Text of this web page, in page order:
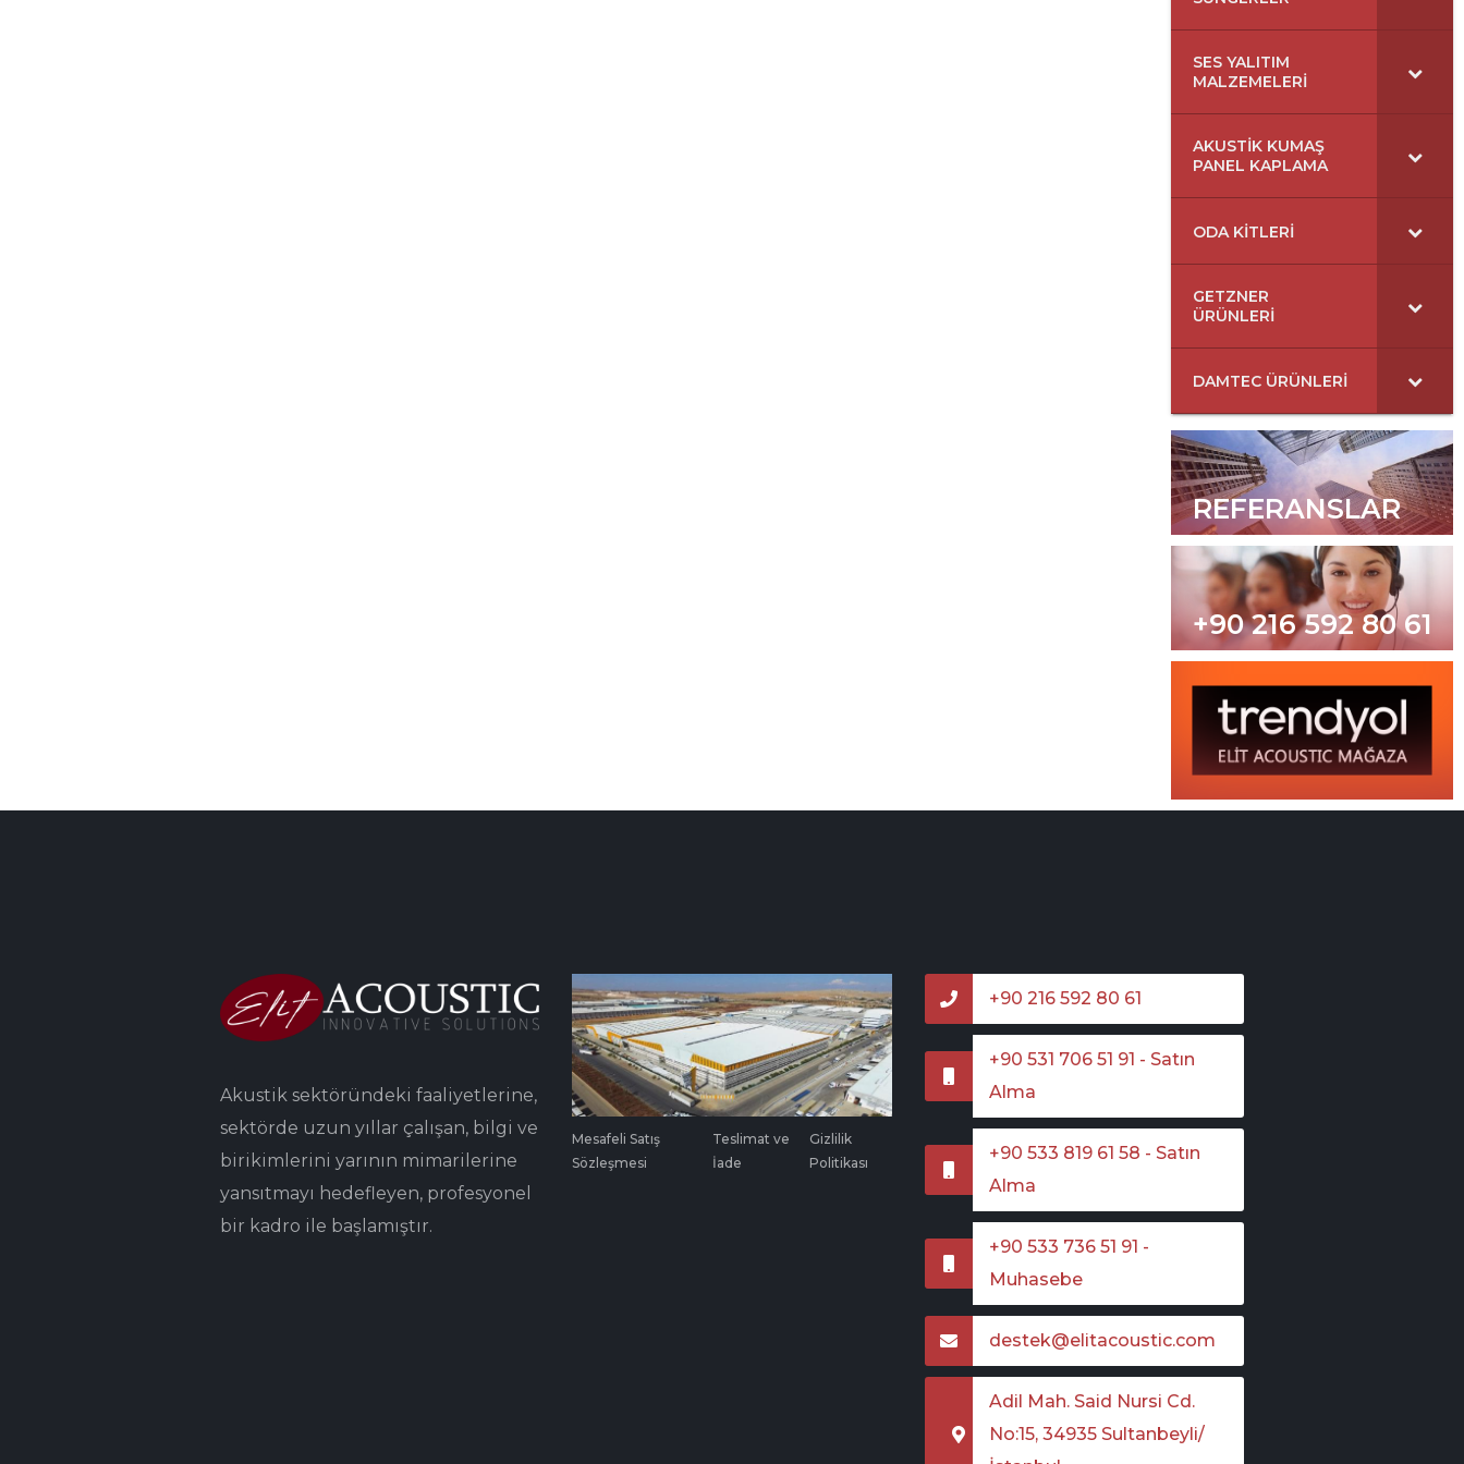
SES YALITIM
MALZEMELERI
AKUSTIK KUMAŞ
PANEL KAPLAMA
ODA KITLERI
GETZNER
ÜRÜNLERI
DAMTEC ÜRÜNLERI
REFERANSLAR
+90 216 592 80 61
Akustik sektöründeki faaliyetlerine,
sektörde uzun yıllar çalışan, bilgi ve
birikimlerini yarının mimarilerine
yansıtmayı hedefleyen, profesyonel
bir kadro ile başlamıştır.
Mesafeli Satış
Sözleşmesi
Teslimat ve
İade
Gizlilik
Politikası
+90 216 592 80 61
+90 531 706 51 91 - Satın
Alma
+90 533 819 61 58 - Satın
Alma
+90 533 736 51 91 -
Muhasebe
destek@elitacoustic.com
Adil Mah. Said Nursi Cd.
No:15, 34935 Sultanbeyli/